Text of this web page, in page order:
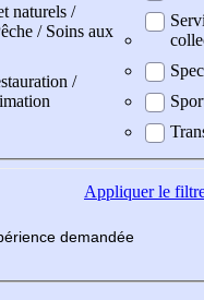
naturels /
/ Soins aux
/
Appliquerle
demandée